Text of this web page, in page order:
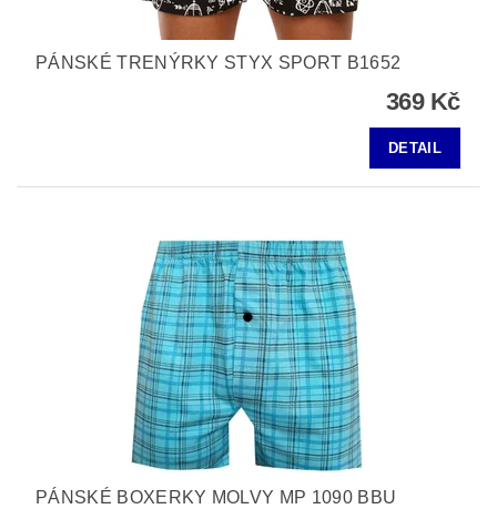
PÁNSKÉ TRENÝRKY STYX SPORT B1652
369 Kč
DETAIL
PÁNSKÉ BOXERKY MOLVY MP 1090 BBU